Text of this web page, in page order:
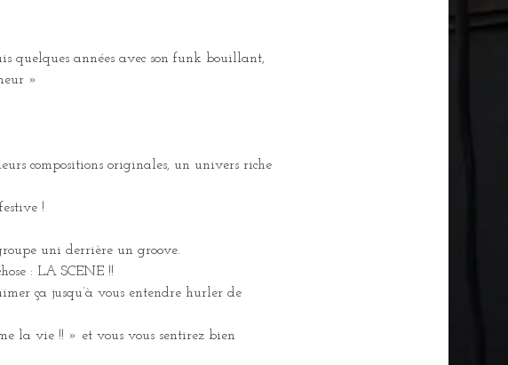
quelques années avec son funk bouillant,
»
compositions originales, un univers riche
!
uni derrière un groove.
: LA SCENE !!
ça jusqu’à vous entendre hurler de
la vie !! » et vous vous sentirez bien